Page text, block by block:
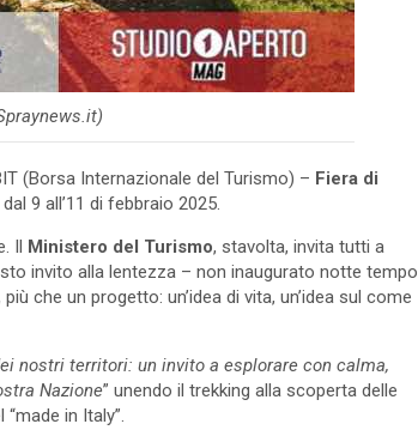
(Borsa Internazionale del Turismo) – Fiera di
9 all’11 di febbraio 2025.
Il Ministero del Turismo, stavolta, invita tutti a
invito alla lentezza – non inaugurato notte tempo
che un progetto: un’idea di vita, un’idea sul come
nostri territori: un invito a esplorare con calma,
Nazione” unendo il trekking alla scoperta delle
“made in Italy”.